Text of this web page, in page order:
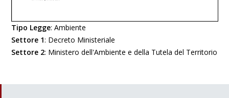
Tipo Legge:Ambiente
Settore 1: Decreto Ministeriale
Settore 2: Ministero dell'Ambiente e della Tutela del Territorio